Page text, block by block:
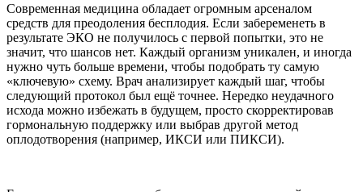
Современная медицина обладает огромным арсеналом
средств для преодоления бесплодия. Если забеременеть в
результате ЭКО не получилось с первой попытки, это не
значит, что шансов нет. Каждый организм уникален, и иногда
нужно чуть больше времени, чтобы подобрать ту самую
«ключевую» схему. Врач анализирует каждый шаг, чтобы
следующий протокол был ещё точнее. Нередко неудачного
исхода можно избежать в будущем, просто скорректировав
гормональную поддержку или выбрав другой метод
оплодотворения (например, ИКСИ или ПИКСИ).